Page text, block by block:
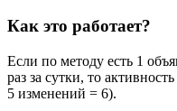
Как это работает?
Если по методу есть 1
раз за сутки, то
5 изменений = 6).